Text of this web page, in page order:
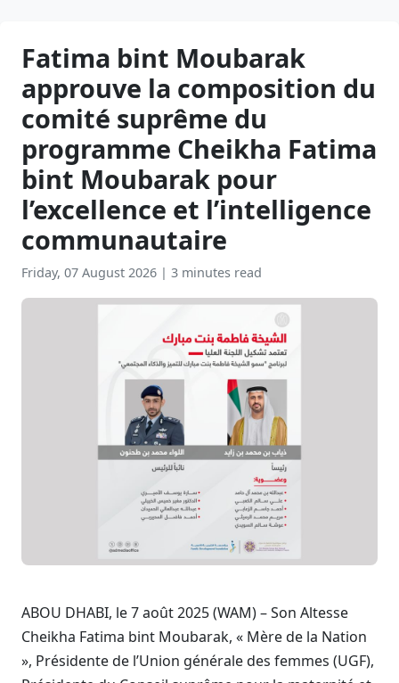
Fatima bint Moubarak
approuve la composition du
comité suprême du
programme Cheikha Fatima
bint Moubarak pour
l’excellence et l’intelligence
communautaire
Friday, 07 August 2026 | 3 minutes read
ABOU DHABI, le 7 août 2025 (WAM) – Son Altesse
Cheikha Fatima bint Moubarak, « Mère de la Nation
», Présidente de l’Union générale des femmes (UGF),